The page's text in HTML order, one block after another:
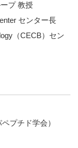
プ 教授
センター長
（CECB）セン
プチド学会）